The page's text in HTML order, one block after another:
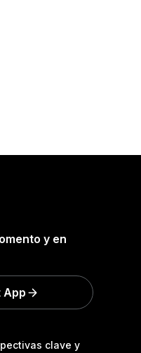
clave y
y en
App